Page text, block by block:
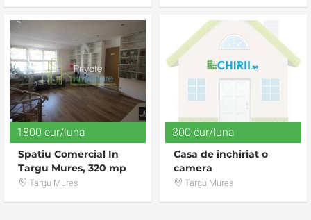
1800 eur/luna
Spatiu Comercial In
Targu Mures, 320 mp
Targu Mures
300 eur/luna
Casa de inchiriat o
camera
Targu Mures